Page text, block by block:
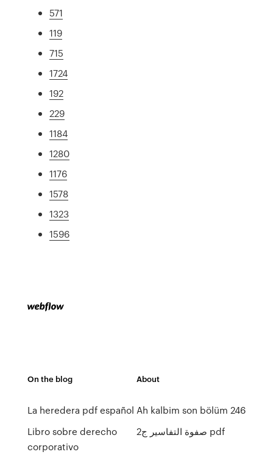
571
119
715
1724
192
229
1184
1280
1176
1578
1323
1596
On the blog
La heredera pdf español
Libro sobre derecho
corporativo
About
Ah kalbim son bölüm 246
صفوة التفاسير ج2 pdf